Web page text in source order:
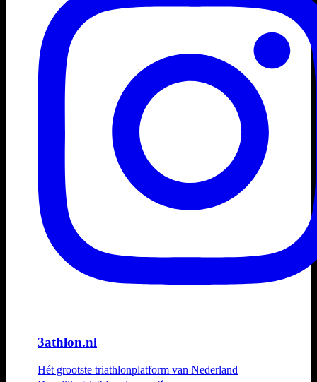
3athlon.nl
Hét grootste triathlonplatform van Nederland